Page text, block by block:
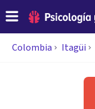
Colombia Itagüi